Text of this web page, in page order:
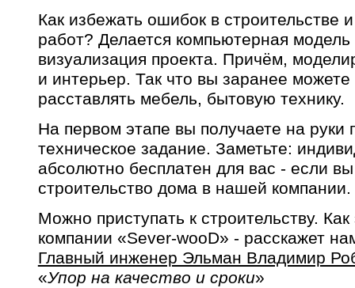
Как избежать ошибок в строительстве
работ? Делается компьютерная
визуализация проекта. Причём,
и интерьер. Так что вы заранее можете
расставлять мебель, бытовую технику.
На первом этапе вы получаете на руки
техническое задание. Заметьте:
абсолютно бесплатен для вас - если
строительство дома в нашей компании.
Можно приступать к строительству.
компании «Sever-wooD» - расскажет
Главный инженер Эльман Владимир
«Упор на качество и сроки»